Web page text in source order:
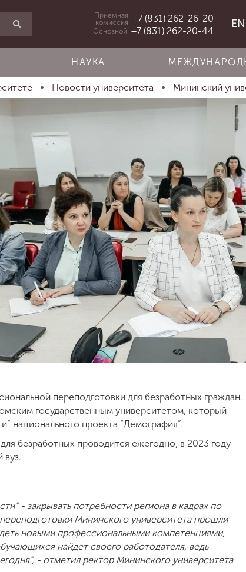
Приемная
комиссия +7 (831) 262-26-20
Основной +7 (831) 262-20-44
НАУКА
Новости университета Мининский
переподготовки для безработных граждан.
государственным университетом, который
национального проекта “Демография”.
безработных проводится ежегодно, в 2023 году
вуз.
- закрывать потребности региона в кадрах по
Мининского университета прошли
новыми профессиональными компетенциями,
найдет своего работодателя, ведь
- отметил ректор Мининского университета